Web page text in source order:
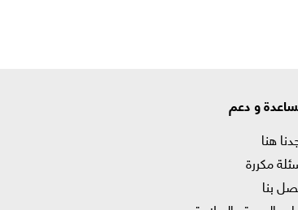
و دعم
هنا
مكررة
بنا